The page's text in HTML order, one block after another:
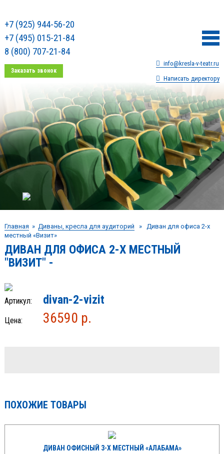
+7 (925) 944-56-20
+7 (495) 015-21-84
8 (800) 707-21-84
Заказать звонок
info@kresla-v-teatr.ru
Написать директору
Главная » Диваны, кресла для аудиторий » Диван для офиса 2-х
местный «Визит»
ДИВАН ДЛЯ ОФИСА 2-Х МЕСТНЫЙ
"ВИЗИТ" -
Артикул: divan-2-vizit
Цена: 36590 р.
ПОХОЖИЕ ТОВАРЫ
ДИВАН ОФИСНЫЙ 3-Х МЕСТНЫЙ «АЛАБАМА»